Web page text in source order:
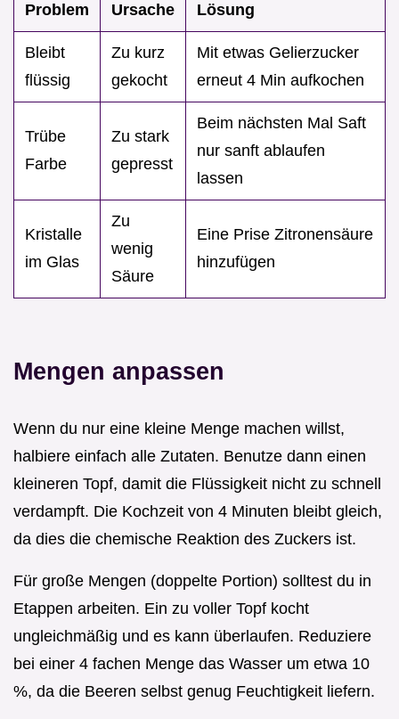
Problem Ursache Lösung
Bleibt
flüssig
Zu kurz
gekocht
Mit etwas Gelierzucker
erneut 4 Min aufkochen
Trübe
Farbe
Zu stark
gepresst
Beim nächsten Mal Saft
nur sanft ablaufen
lassen
Kristalle
im Glas
Zu
wenig
Säure
Eine Prise Zitronensäure
hinzufügen
Mengen anpassen
Wenn du nur eine kleine Menge machen willst,
halbiere einfach alle Zutaten. Benutze dann einen
kleineren Topf, damit die Flüssigkeit nicht zu schnell
verdampft. Die Kochzeit von 4 Minuten bleibt gleich,
da dies die chemische Reaktion des Zuckers ist.
Für große Mengen (doppelte Portion) solltest du in
Etappen arbeiten. Ein zu voller Topf kocht
ungleichmäßig und es kann überlaufen. Reduziere
bei einer 4 fachen Menge das Wasser um etwa 10
%, da die Beeren selbst genug Feuchtigkeit liefern.